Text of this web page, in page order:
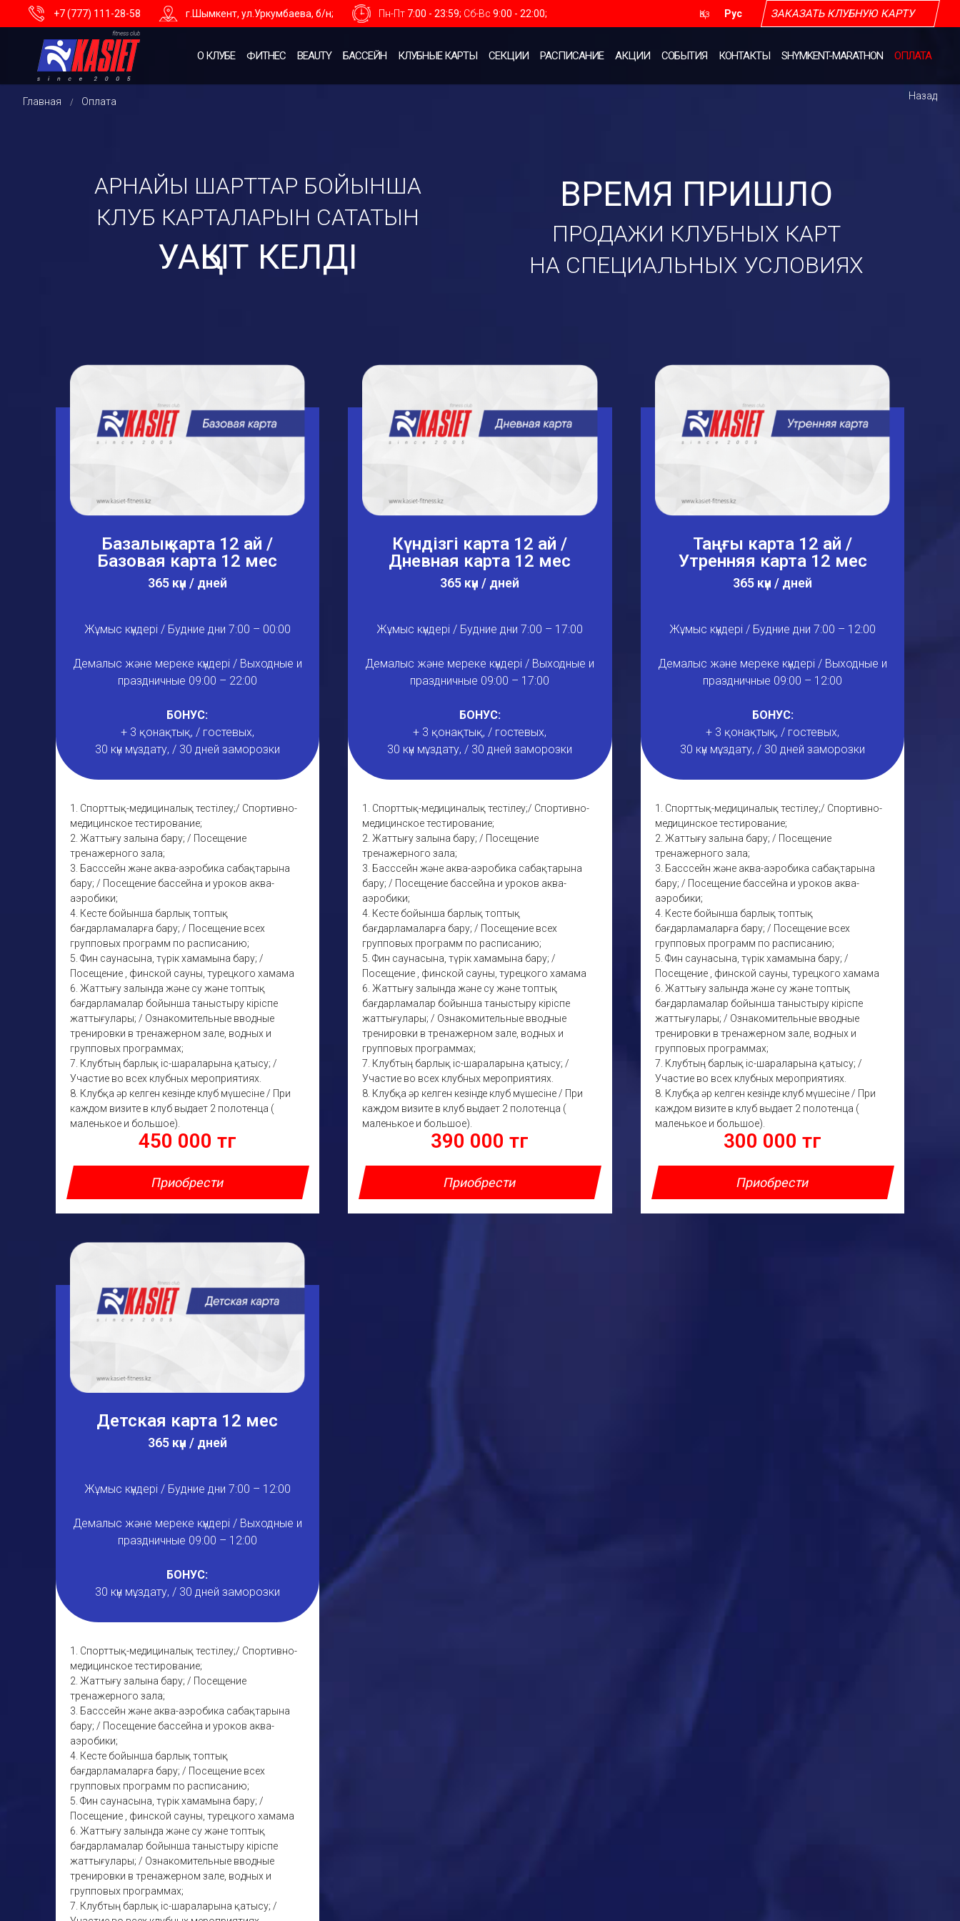
ЗАКАЗАТЬ КЛУБНУЮ КАРТУ
Қаз Рус
+7 (777) 111-28-58 г.Шымкент, ул.Уркумбаева, б/н; Пн-Пт 7:00 - 23:59; Сб-Вс 9:00 - 22:00;
О КЛУБЕ ФИТНЕС BEAUTY БАССЕЙН КЛУБНЫЕ КАРТЫ СЕКЦИИ РАСПИСАНИЕ АКЦИИ СОБЫТИЯ КОНТАКТЫ SHYMKENT-MARATHON ОПЛАТА
Назад
Главная / Оплата
АРНАЙЫ ШАРТТАР БОЙЫНША
КЛУБ КАРТАЛАРЫН САТАТЫН
УАҚЫТ КЕЛДІ
ВРЕМЯ ПРИШЛО
ПРОДАЖИ КЛУБНЫХ КАРТ
НА СПЕЦИАЛЬНЫХ УСЛОВИЯХ
Базалық карта 12 ай /
Базовая карта 12 мес
365 күн / дней
Жұмыс күндері / Будние дни 7:00 – 00:00
Демалыс және мереке күндері / Выходные и
праздничные 09:00 – 22:00
БОНУС:
+ 3 қонақтық, / гостевых,
30 күн мұздату, / 30 дней заморозки
1. Спорттық-медициналық тестілеу;/ Спортивно-
медицинское тестирование;
2. Жаттығу залына бару; / Посещение
тренажерного зала;
3. Басссейн және аква-аэробика сабақтарына
бару; / Посещение бассейна и уроков аква-
аэробики;
4. Кесте бойынша барлық топтық
бағдарламаларға бару; / Посещение всех
групповых программ по расписанию;
5. Фин саунасына, түрік хамамына бару; /
Посещение , финской сауны, турецкого хамама
6. Жаттығу залында және су және топтық
бағдарламалар бойынша таныстыру кіріспе
жаттығулары; / Ознакомительные вводные
тренировки в тренажерном зале, водных и
групповых программах;
7. Клубтың барлық іс-шараларына қатысу; /
Участие во всех клубных мероприятиях.
8. Клубқа әр келген кезінде клуб мүшесіне / При
каждом визите в клуб выдает 2 полотенца (
маленькое и большое).
450 000 тг
Күндізгі карта 12 ай /
Дневная карта 12 мес
365 күн / дней
Жұмыс күндері / Будние дни 7:00 – 17:00
Демалыс және мереке күндері / Выходные и
праздничные 09:00 – 17:00
БОНУС:
+ 3 қонақтық, / гостевых,
30 күн мұздату, / 30 дней заморозки
1. Спорттық-медициналық тестілеу;/ Спортивно-
медицинское тестирование;
2. Жаттығу залына бару; / Посещение
тренажерного зала;
3. Басссейн және аква-аэробика сабақтарына
бару; / Посещение бассейна и уроков аква-
аэробики;
4. Кесте бойынша барлық топтық
бағдарламаларға бару; / Посещение всех
групповых программ по расписанию;
5. Фин саунасына, түрік хамамына бару; /
Посещение , финской сауны, турецкого хамама
6. Жаттығу залында және су және топтық
бағдарламалар бойынша таныстыру кіріспе
жаттығулары; / Ознакомительные вводные
тренировки в тренажерном зале, водных и
групповых программах;
7. Клубтың барлық іс-шараларына қатысу; /
Участие во всех клубных мероприятиях.
8. Клубқа әр келген кезінде клуб мүшесіне / При
каждом визите в клуб выдает 2 полотенца (
маленькое и большое).
390 000 тг
Таңғы карта 12 ай /
Утренняя карта 12 мес
365 күн / дней
Жұмыс күндері / Будние дни 7:00 – 12:00
Демалыс және мереке күндері / Выходные и
праздничные 09:00 – 12:00
БОНУС:
+ 3 қонақтық, / гостевых,
30 күн мұздату, / 30 дней заморозки
1. Спорттық-медициналық тестілеу;/ Спортивно-
медицинское тестирование;
2. Жаттығу залына бару; / Посещение
тренажерного зала;
3. Басссейн және аква-аэробика сабақтарына
бару; / Посещение бассейна и уроков аква-
аэробики;
4. Кесте бойынша барлық топтық
бағдарламаларға бару; / Посещение всех
групповых программ по расписанию;
5. Фин саунасына, түрік хамамына бару; /
Посещение , финской сауны, турецкого хамама
6. Жаттығу залында және су және топтық
бағдарламалар бойынша таныстыру кіріспе
жаттығулары; / Ознакомительные вводные
тренировки в тренажерном зале, водных и
групповых программах;
7. Клубтың барлық іс-шараларына қатысу; /
Участие во всех клубных мероприятиях.
8. Клубқа әр келген кезінде клуб мүшесіне / При
каждом визите в клуб выдает 2 полотенца (
маленькое и большое).
300 000 тг
Детская карта 12 мес
365 күн / дней
Жұмыс күндері / Будние дни 7:00 – 12:00
Демалыс және мереке күндері / Выходные и
праздничные 09:00 – 12:00
БОНУС:
30 күн мұздату, / 30 дней заморозки
1. Спорттық-медициналық тестілеу;/ Спортивно-
медицинское тестирование;
2. Жаттығу залына бару; / Посещение
тренажерного зала;
3. Басссейн және аква-аэробика сабақтарына
бару; / Посещение бассейна и уроков аква-
аэробики;
4. Кесте бойынша барлық топтық
бағдарламаларға бару; / Посещение всех
групповых программ по расписанию;
5. Фин саунасына, түрік хамамына бару; /
Посещение , финской сауны, турецкого хамама
6. Жаттығу залында және су және топтық
бағдарламалар бойынша таныстыру кіріспе
жаттығулары; / Ознакомительные вводные
тренировки в тренажерном зале, водных и
групповых программах;
7. Клубтың барлық іс-шараларына қатысу; /